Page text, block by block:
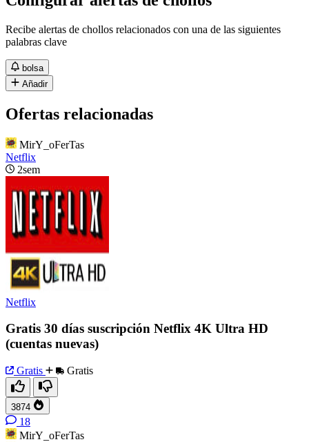
Recibe alertas de chollos relacionados con una de las siguientes
palabras clave
bolsa
Añadir
Ofertas relacionadas
MirY_oFerTas
Netflix
2sem
Netflix
Gratis 30 días suscripción Netflix 4K Ultra HD
(cuentas nuevas)
Gratis Gratis
3874
18
MirY_oFerTas